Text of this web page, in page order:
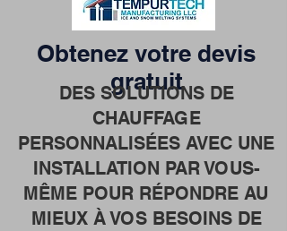
Obtenez votre devis
gratuit
DES SOLUTIONS DE
CHAUFFAGE
PERSONNALISÉES AVEC UNE
INSTALLATION PAR VOUS-
MÊME POUR RÉPONDRE AU
MIEUX À VOS BESOINS DE